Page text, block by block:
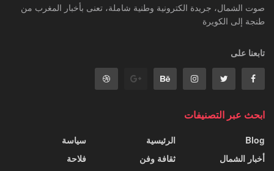
صوت الشمال، جريدة الكترونية وطنية شاملة، تعنى بأخبار المغرب من
طنجة إلى الكويرة
تابعنا على
ابحث عبر التصنيفات
Blog
أخبار الشمال
الرئيسية
ثقافة وفن
سياسة
فلاحة